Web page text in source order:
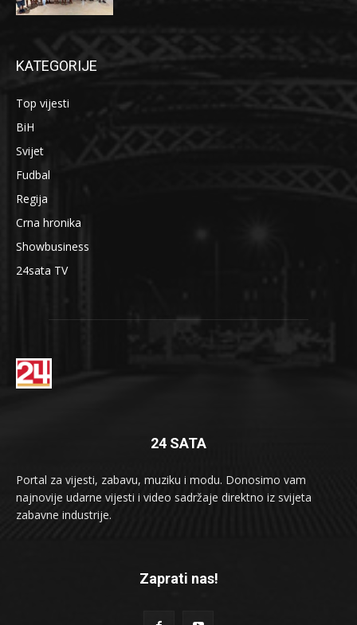
KATEGORIJE
Top vijesti
BiH
Svijet
Fudbal
Regija
Crna hronika
Showbusiness
24sata TV
24 SATA
Portal za vijesti, zabavu, muziku i modu. Donosimo vam
najnovije udarne vijesti i video sadržaje direktno iz svijeta
zabavne industrije.
Zaprati nas!